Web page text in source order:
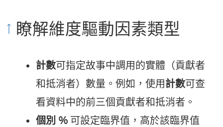
瞭解維度驅動因素類型
計數可指定故事中調用的實體（貢獻者
和抵消者）數量。例如，使用計數可查
看資料中的前三個貢獻者和抵消者。
個別 % 可設定臨界值，高於該臨界值